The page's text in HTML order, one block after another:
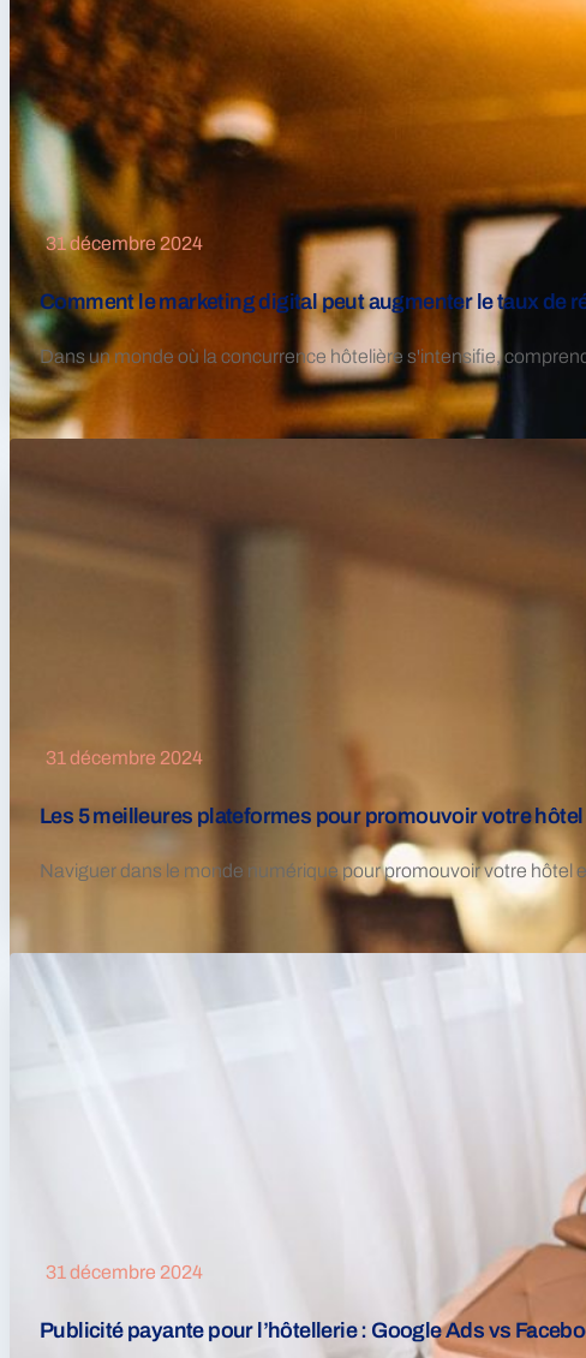
31 décembre 2024
Comment le marketing digital peut augmenter le taux de
Dans un monde où la concurrence hôtelière s'intensifie,
31 décembre 2024
Les 5 meilleures plateformes pour promouvoir votre hôtel
Naviguer dans le monde numérique pour promouvoir votre
31 décembre 2024
Publicité payante pour l’hôtellerie : Google Ads vs